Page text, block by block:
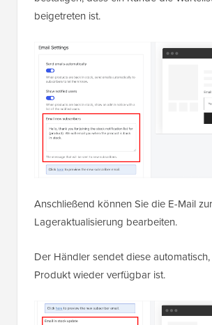
beigetreten ist.
Anschließend können Sie die E-Mail zur
Lageraktualisierung bearbeiten.
Der Händler sendet diese
Produkt wieder verfügbar ist.